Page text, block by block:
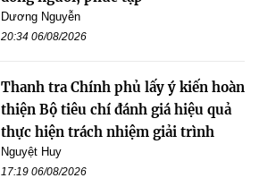
Dương Nguyễn
20:34 06/08/2026
Thanh tra Chính phủ lấy ý kiến hoàn
thiện Bộ tiêu chí đánh giá hiệu quả
thực hiện trách nhiệm giải trình
Nguyệt Huy
17:19 06/08/2026